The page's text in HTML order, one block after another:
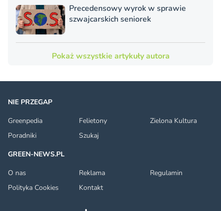
Precedensowy wyrok w sprawie
szwajcarskich seniorek
Pokaż wszystkie artykuły autora
NIE PRZEGAP
Greenpedia
Felietony
Zielona Kultura
Poradniki
Szukaj
GREEN-NEWS.PL
O nas
Reklama
Regulamin
Polityka Cookies
Kontakt